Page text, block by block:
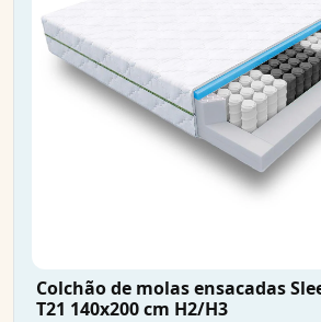
Colchão de molas ensacadas
T21 140x200 cm H2/H3